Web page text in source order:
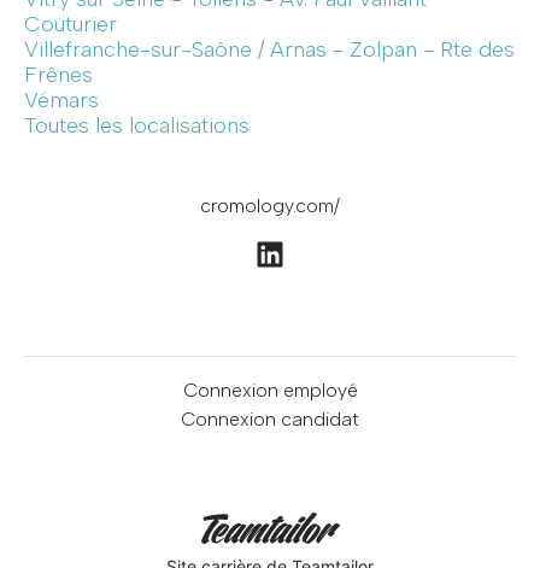
Couturier
Villefranche-sur-Saône / Arnas - Zolpan - Rte des
Frênes
Vémars
Toutes les localisations
cromology.com/
Connexion employé
Connexion candidat